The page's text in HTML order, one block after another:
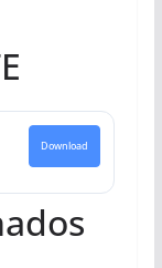
Download